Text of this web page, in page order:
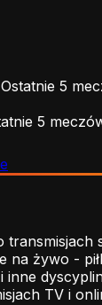
Ostatnie 5
5
transmisjach
na żywo -
inne
TV i